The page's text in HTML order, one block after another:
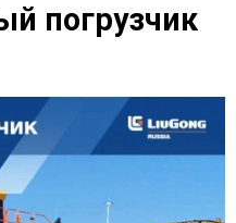
погрузчик